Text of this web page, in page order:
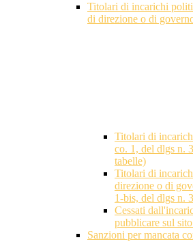
Titolari di incarichi
di direzione o di
Titolari di
co. 1, del dlgs n.
tabelle)
Titolari di
direzione o di
1-bis, del dlgs n.
Cessati
pubblicare sul
Sanzioni per mancata